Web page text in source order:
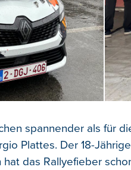
spannender als für
Plattes. Der 18-
hat das Rallyefieber